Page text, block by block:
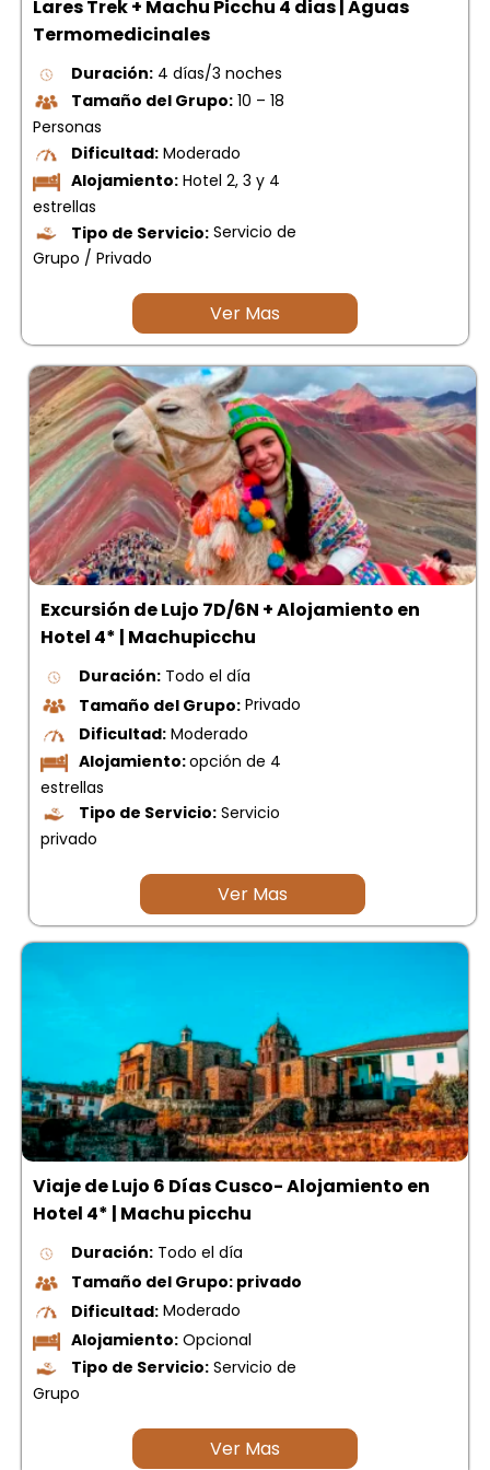
picchu
Tour de lujo Cusco 8 dias
Machupicchu + Hotel 4*
Tour Tiahuanaco desde Puno 1 día-
Puerta del Sol & Bolivia
Tour Uros Taquile 1 día | Salidas
desde Puno
Lares Trek + Machu Picchu 4 dias | Aguas
Termomedicinales
Duración: 4 días/3 noches
Tamaño del Grupo: 10 – 18
Personas
Dificultad: Moderado
Alojamiento: Hotel 2, 3 y 4
estrellas
Tipo de Servicio: Servicio de
Grupo / Privado
Ver Mas
Excursión de Lujo 7D/6N + Alojamiento en
Hotel 4* | Machupicchu
Duración: Todo el día
Tamaño del Grupo: Privado
Dificultad: Moderado
Alojamiento:opción de 4
estrellas
Tipo de Servicio: Servicio
privado
Ver Mas
Viaje de Lujo 6 Días Cusco- Alojamiento en
Hotel 4* | Machu picchu
Duración: Todo el día
Tamaño del Grupo: privado
Dificultad: Moderado
Alojamiento: Opcional
Tipo de Servicio: Servicio de
Grupo
Ver Mas